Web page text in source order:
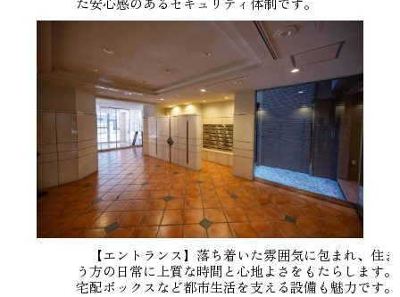
【エントランス】落ち着いた雰囲気に包まれ、住ま
う方の日常に上質な時間と心地よさをもたらします。
宅配ボックスなど都市生活を支える設備も魅力です。